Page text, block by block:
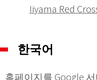
Iiyama Red
한국어
홈페이지를 Google